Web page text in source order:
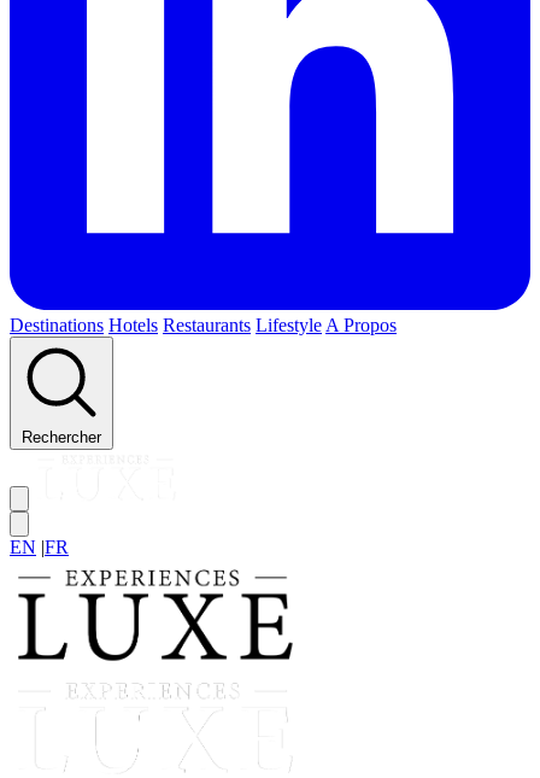
Destinations Hotels Restaurants Lifestyle A Propos
Rechercher
EN |FR